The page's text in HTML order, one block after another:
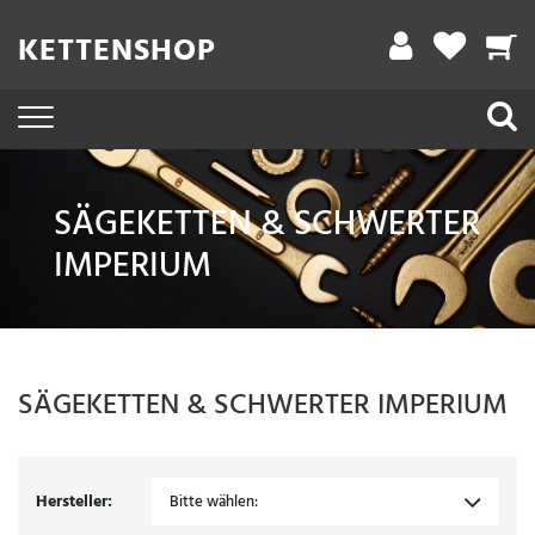
KETTENSHOP
SÄGEKETTEN & SCHWERTER
IMPERIUM
SÄGEKETTEN & SCHWERTER IMPERIUM
Hersteller: Bitte wählen:
Filter
A
t
l
n